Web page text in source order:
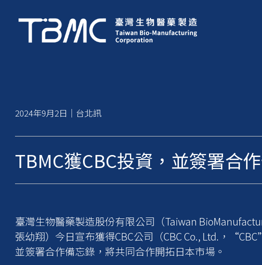
2024年9月2日｜台北訊
TBMC獲CBC投資，並簽署合
臺灣生物醫藥製造股份有限公司（Taiwan
張幼翔）今日宣布獲得CBC公司（CBC Co., Ltd.，
並簽署合作備忘錄，將共同合作開拓日本市場。